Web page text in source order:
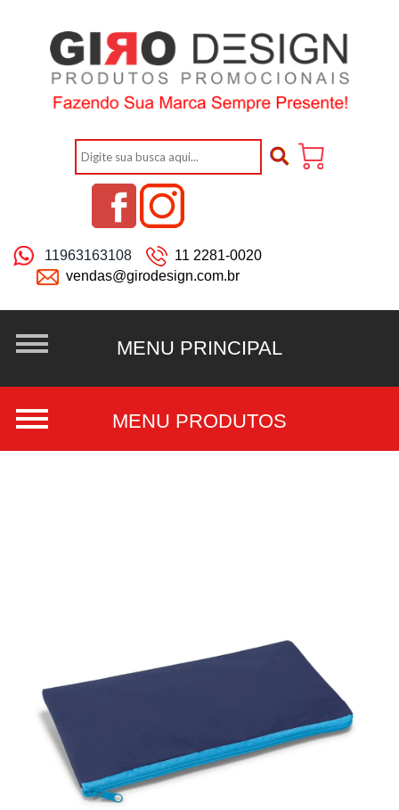
11963163108
11 2281-0020
vendas@girodesign.com.br